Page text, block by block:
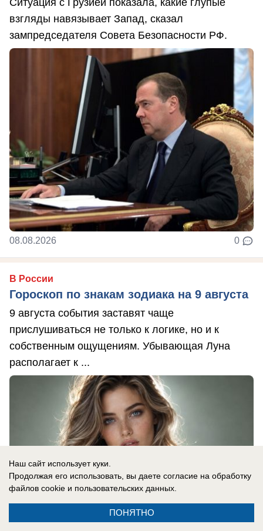
взгляды навязывает Запад, сказал
зампредседателя Совета Безопасности РФ.
08.08.2026 0
В России
Гороскоп по знакам зодиака на 9 августа
9 августа события заставят чаще
прислушиваться не только к логике, но и к
собственным ощущениям. Убывающая Луна
располагает к ...
Наш сайт использует куки.
Продолжая его использовать, вы даете согласие на обработку
файлов cookie и пользовательских данных.
ПОНЯТНО